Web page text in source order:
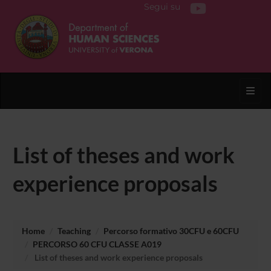
Segui su
List of theses and work
experience proposals
Home Teaching
Percorso formativo 30CFU e 60CFU
PERCORSO 60 CFU CLASSE A019
List of theses and work experience proposals